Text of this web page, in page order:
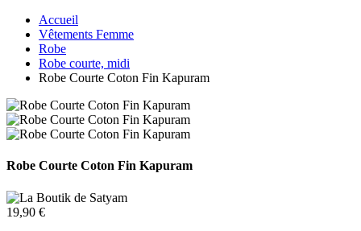
Accueil
Vêtements Femme
Robe
Robe courte, midi
Robe Courte Coton Fin Kapuram
Robe Courte Coton Fin Kapuram
19,90 €